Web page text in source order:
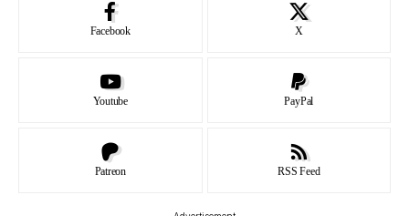
Facebook X
Youtube PayPal
Patreon RSS Feed